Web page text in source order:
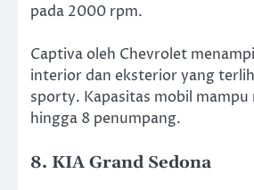
pada 2000 rpm.
Captiva oleh Chevrolet
interior dan eksterior yang
sporty. Kapasitas mobil mampu
hingga 8 penumpang.
8. KIA Grand Sedona